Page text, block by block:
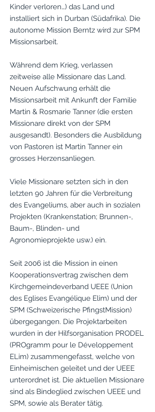
Kinder verloren…) das Land und
installiert sich in Durban (Südafrika). Die
autonome Mission Berntz wird zur SPM
Missionsarbeit.
Während dem Krieg, verlassen
zeitweise alle Missionare das Land.
Neuen Aufschwung erhält die
Missionsarbeit mit Ankunft der Familie
Martin & Rosmarie Tanner (die ersten
Missionare direkt von der SPM
ausgesandt). Besonders die Ausbildung
von Pastoren ist Martin Tanner ein
grosses Herzensanliegen.
Viele Missionare setzten sich in den
letzten 90 Jahren für die Verbreitung
des Evangeliums, aber auch in sozialen
Projekten (Krankenstation; Brunnen-,
Baum-, Blinden- und
Agronomieprojekte usw.) ein.
Seit 2006 ist die Mission in einen
Kooperationsvertrag zwischen dem
Kirchgemeindeverband UEEE (Union
des Eglises Evangélique Elim) und der
SPM (Schweizerische PfingstMission)
übergegangen. Die Projektarbeiten
wurden in der Hilfsorganisation PRODEL
(PROgramm pour le Développement
ELim) zusammengefasst, welche von
Einheimischen geleitet und der UEEE
unterordnet ist. Die aktuellen Missionare
sind als Bindeglied zwischen UEEE und
SPM, sowie als Berater tätig.